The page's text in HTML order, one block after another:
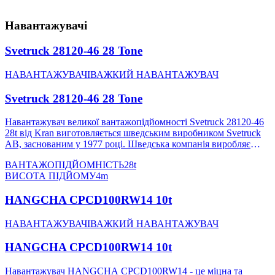
Навантажувачі
Svetruck 28120-46 28 Tone
НАВАНТАЖУВАЧІВАЖКИЙ НАВАНТАЖУВАЧ
Svetruck 28120-46 28 Tone
Навантажувач великої вантажопідйомності Svetruck 28120-46
28t від Kran виготовляється шведським виробником Svetruck
AB, заснованим у 1977 році. Шведська компанія виробляє
спектра застосувань. Навантажувачі Svetruck для важких робіт
використовуються в багатьох промислових секторах, зокрема
контейнерів у портах, на залізничних терміналах та в багатьох
важить 90 тонн, здатний одночасно піднімати 53 контейнери з
по висоті. Більше характеристик навантажувача Svetruck:
Виробник: Svetruck AB Модель: 28120-46 Тип двигуна: Diesel
Вантажопідйомність: 28t Двигун: Volvo Penta diesel Трансмісія:
ВАНТАЖОПІДЙОМНІСТЬ28t
ВИСОТА ПІДЙОМУ4m
HANGCHA CPCD100RW14 10t
НАВАНТАЖУВАЧІВАЖКИЙ НАВАНТАЖУВАЧ
HANGCHA CPCD100RW14 10t
Навантажувач HANGCHA CPCD100RW14 - це міцна та